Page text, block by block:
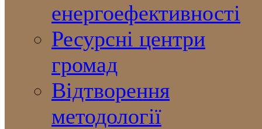
енергоефективності
Ресурсні центри
громад
Відтворення
методології